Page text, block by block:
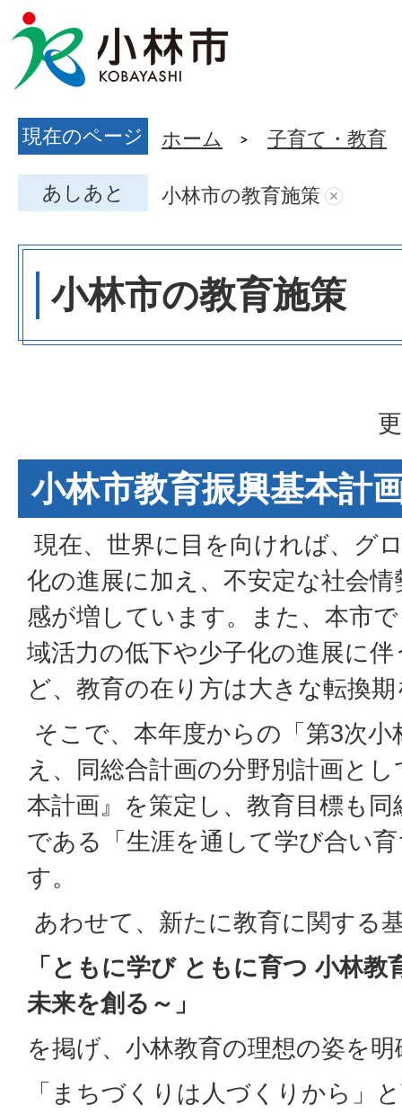
現在のページ ホーム 子育て・教育
あしあと 小林市の教育施策
小林市の教育施策
小林市教育振興基本計
現在、世界に目を向ければ、グ
化の進展に加え、不安定な社会
感が増しています。また、本市
域活力の低下や少子化の進展に
ど、教育の在り方は大きな転換
そこで、本年度からの「第3次
え、同総合計画の分野別計画と
本計画』を策定し、教育目標も
である「生涯を通して学び合い
す。
あわせて、新たに教育に関する
「ともに学び ともに育つ 小林
未来を創る～」
を掲げ、小林教育の理想の姿を
「まちづくりは人づくりから」